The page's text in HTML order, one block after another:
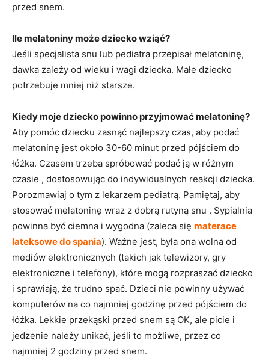
przed snem.
Ilemelatoniny może dziecko wziąć?
Jeśli specjalista snu lub pediatra przepisał melatoninę,
dawka zależy od wieku i wagi dziecka. Małe dziecko
potrzebuje mniej niż starsze.
Kiedy moje dziecko powinnoprzyjmować melatoninę?
Aby pomóc dziecku zasnąć najlepszy czas, aby podać
melatoninę jest około 30-60 minut przed pójściem do
łóżka. Czasem trzeba spróbować podać ją w różnym
czasie , dostosowując do indywidualnych reakcji dziecka.
Porozmawiaj o tym z lekarzem pediatrą. Pamiętaj, aby
stosować melatoninę wraz z dobrą rutyną snu . Sypialnia
powinna być ciemna i wygodna (zaleca się materace
lateksowe do spania). Ważne jest, była ona wolna od
mediów elektronicznych (takich jak telewizory, gry
elektroniczne i telefony), które mogą rozpraszać dziecko
i sprawiają, że trudno spać. Dzieci nie powinny używać
komputerów na co najmniej godzinę przed pójściem do
łóżka. Lekkie przekąski przed snem są OK, ale picie i
jedzenie należy unikać, jeśli to możliwe, przez co
najmniej 2 godziny przed snem.